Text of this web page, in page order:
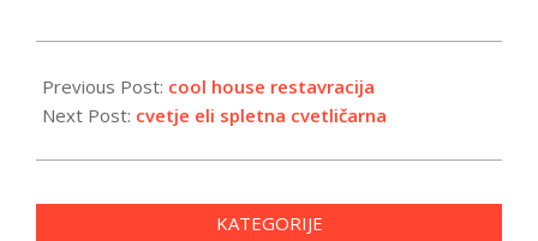
04-
15
Previous Post: cool house restavracija
Next Post: cvetje eli spletna cvetličarna
KATEGORIJE